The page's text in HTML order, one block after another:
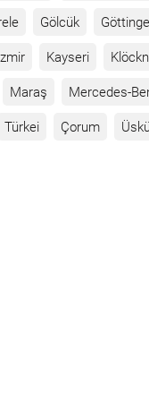
Gölcük
Kayseri
Maraş Mercedes-
Türkei Çorum